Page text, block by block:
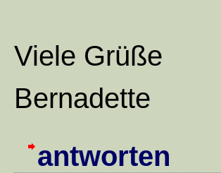
Viele Grüße
Bernadette
antworten